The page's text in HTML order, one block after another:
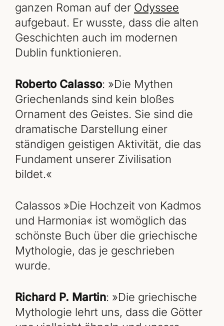
ganzen Roman auf der Odyssee
aufgebaut. Er wusste, dass die alten
Geschichten auch im modernen
Dublin funktionieren.
Roberto Calasso: »Die Mythen
Griechenlands sind kein bloßes
Ornament des Geistes. Sie sind die
dramatische Darstellung einer
ständigen geistigen Aktivität, die das
Fundament unserer Zivilisation
bildet.«
Calassos »Die Hochzeit von Kadmos
und Harmonia« ist womöglich das
schönste Buch über die griechische
Mythologie, das je geschrieben
wurde.
Richard P. Martin: »Die griechische
Mythologie lehrt uns, dass die Götter